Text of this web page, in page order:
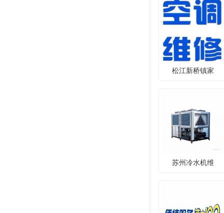
松江新桥镇家
苏州冷水机维